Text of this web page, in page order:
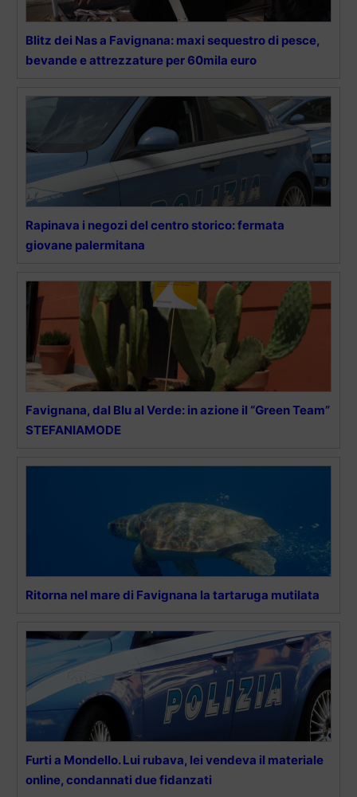
Blitz dei Nas a Favignana: maxi sequestro di pesce,
bevande e attrezzature per 60mila euro
Rapinava i negozi del centro storico: fermata
giovane palermitana
Favignana, dal Blu al Verde: in azione il “Green Team”
STEFANIAMODE
Ritorna nel mare di Favignana la tartaruga mutilata
Furti a Mondello. Lui rubava, lei vendeva il materiale
online, condannati due fidanzati